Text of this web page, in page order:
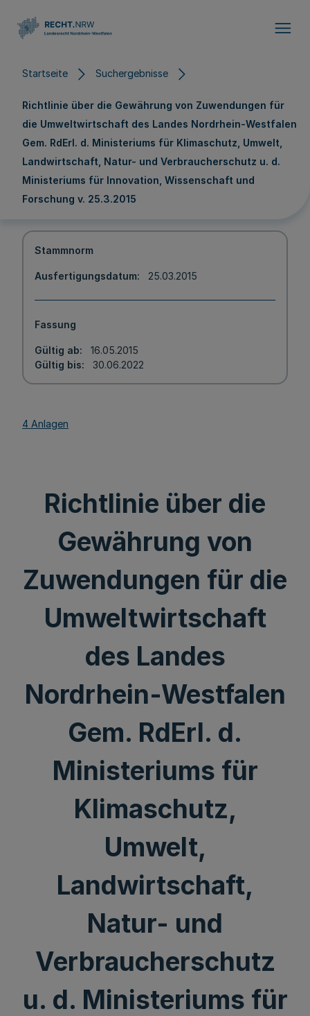
Startseite Suchergebnisse
Richtlinie über die Gewährung von Zuwendungen für
die Umweltwirtschaft des Landes Nordrhein-Westfalen
Gem. RdErl. d. Ministeriums für Klimaschutz, Umwelt,
Landwirtschaft, Natur- und Verbraucherschutz u. d.
Ministeriums für Innovation, Wissenschaft und
Forschung v. 25.3.2015
Stammnorm
Ausfertigungsdatum 25.03.2015
Fassung
Gültig ab
16.05.2015
Gültig bis
30.06.2022
4 Anlagen
Richtlinie über die
Gewährung von
Zuwendungen für die
Umweltwirtschaft
des Landes
Nordrhein-Westfalen
Gem. RdErl. d.
Ministeriums für
Klimaschutz,
Umwelt,
Landwirtschaft,
Natur- und
Verbraucherschutz
u. d. Ministeriums für